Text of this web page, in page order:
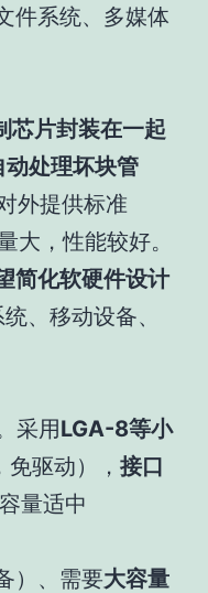
件系统、多媒体
芯片封装在一起
动处理坏块管
外提供标准
大，性能较好。
简化软硬件设计
、移动设备、
采用LGA-8等小
免驱动）， 接口
容量适中
）、需要大容量